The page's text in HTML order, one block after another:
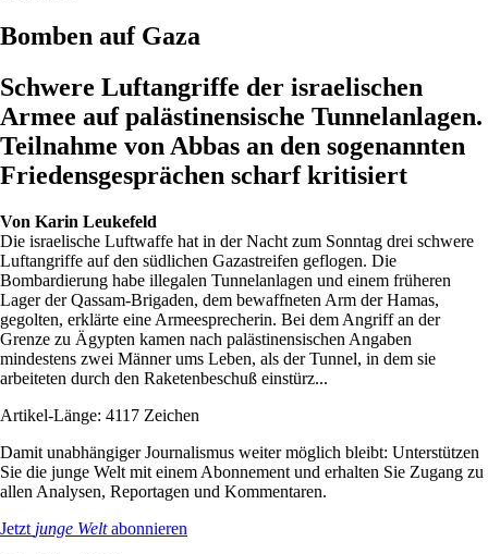
Bomben auf Gaza
Schwere Luftangriffe der israelischen
Armee auf palästinensische Tunnelanlagen.
Teilnahme von Abbas an den sogenannten
Friedensgesprächen scharf kritisiert
Von Karin Leukefeld
Die israelische Luftwaffe hat in der Nacht zum Sonntag drei schwere
Luftangriffe auf den südlichen Gazastreifen geflogen. Die
Bombardierung habe illegalen Tunnelanlagen und einem früheren
Lager der Qassam-Brigaden, dem bewaffneten Arm der Hamas,
gegolten, erklärte eine Armeesprecherin. Bei dem Angriff an der
Grenze zu Ägypten kamen nach palästinensischen Angaben
mindestens zwei Männer ums Leben, als der Tunnel, in dem sie
arbeiteten durch den Raketenbeschuß einstürz...
Artikel-Länge: 4117 Zeichen
Damit unabhängiger Journalismus weiter möglich bleibt: Unterstützen
Sie die junge Welt mit einem Abonnement und erhalten Sie Zugang zu
allen Analysen, Reportagen und Kommentaren.
Jetzt junge Weltabonnieren